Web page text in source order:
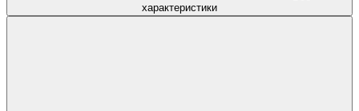
характеристики